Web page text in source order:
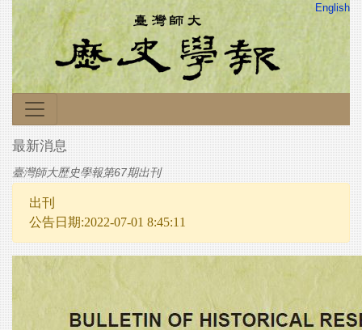
English
最新消息
臺灣師大歷史學報第67期出刊
出刊
公告日期:2022-07-01 8:45:11